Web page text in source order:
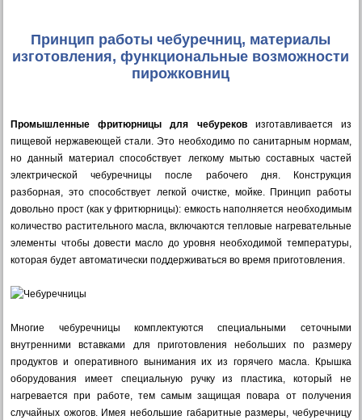
Принцип работы чебуречниц, материалы
изготовления, функциональные возможности
пирожковниц
Промышленные фритюрницы для чебурековизготавливается из
пищевой нержавеющей стали. Это необходимо по санитарным нормам,
но данный материал способствует легкому мытью составных частей
электрической чебуречницы после рабочего дня. Конструкция
разборная, это способствует легкой очистке, мойке. Принцип работы
довольно прост (как у фритюрницы): емкость наполняется необходимым
количество растительного масла, включаются тепловые нагревательные
элементы чтобы довести масло до уровня необходимой температуры,
которая будет автоматически поддерживаться во время приготовления.
Многие чебуречницы комплектуются специальными сеточными
внутренними вставками для приготовления небольших по размеру
продуктов и оперативного вынимания их из горячего масла. Крышка
оборудования имеет специальную ручку из пластика, который не
нагревается при работе, тем самым защищая повара от получения
случайных ожогов. Имея небольшие габаритные размеры, чебуречницу